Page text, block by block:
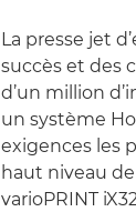
La presse jet
succès et des
d’un million
un système
exigences les
haut niveau
varioPRINT